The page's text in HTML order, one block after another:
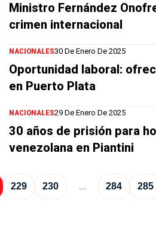
Ministro Fernández
crimen internacional
NACIONALES30 De Enero De 2025
Oportunidad laboral:
en Puerto Plata
NACIONALES29 De Enero De 2025
30 años de prisión para
venezolana en Piantini
229 230 … 284 285